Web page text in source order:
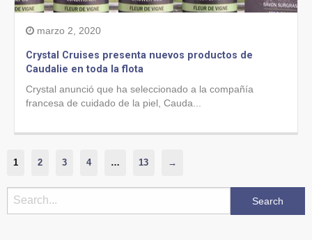
marzo 2, 2020
Crystal Cruises presenta nuevos productos de
Caudalie en toda la flota
Crystal anunció que ha seleccionado a la compañía
francesa de cuidado de la piel, Cauda...
1 2 3 4 … 13 →